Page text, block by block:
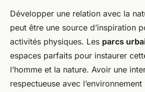
Développer une relation avec la
peut être une source d’inspiration
activités physiques. Les parcs
espaces parfaits pour instaurer
l’homme et la nature. Avoir une
respectueuse avec